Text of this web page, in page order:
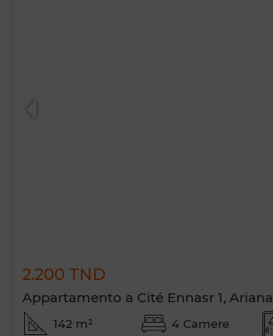
2.200 TND
Appartamento a Cité Ennasr 1, Ariana
142 m² 4 Camere